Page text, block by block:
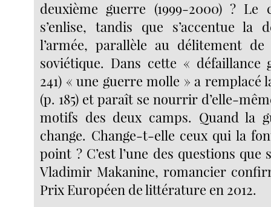
deuxième guerre (1999-2000) ? Le
s’enlise, tandis que s’accentue la
l’armée, parallèle au délitement
soviétique. Dans cette « défaillance
241) « une guerre molle » a remplacé
(p. 185) et paraît se nourrir d’elle-
motifs des deux camps. Quand la
change. Change-t-elle ceux qui la
point ? C’est l’une des questions que
Vladimir Makanine, romancier
Prix Européen de littérature en 2012.